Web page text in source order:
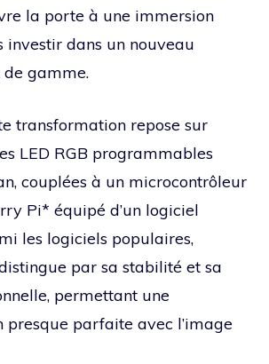
la porte à une immersion
investir dans un nouveau
gamme.
transformation repose sur
LED RGB programmables
couplées à un microcontrôleur
Pi* équipé d’un logiciel
les logiciels populaires,
par sa stabilité et sa
permettant une
presque parfaite avec l’image